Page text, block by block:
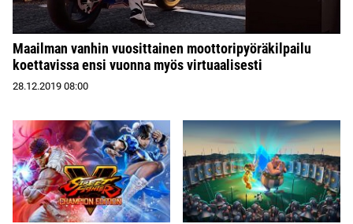
Maailman vanhin vuosittainen moottoripyöräkilpailu
koettavissa ensi vuonna myös virtuaalisesti
28.12.2019 08:00